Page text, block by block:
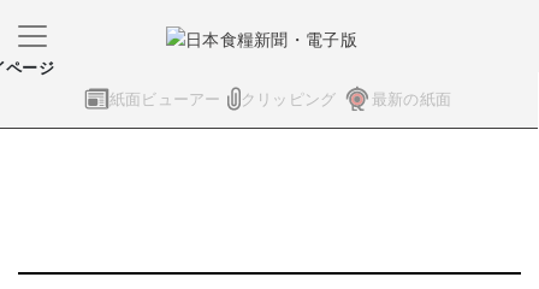
紙面ビューアー クリッピング 最新の紙面
ページ